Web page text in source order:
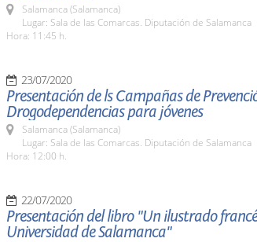
Salamanca (Salamanca)
Lugar: Sala de las Comarcas. Diputación de Salamanca
Hora: 11:45 h.
23/07/2020
Presentación de ls Campañas de
Drogodependencias para jóvenes
Salamanca (Salamanca)
Lugar: Sala de las Comarcas. Diputación de Salamanca
Hora: 12:00 h.
22/07/2020
Presentación del libro "Un ilustrado
Universidad de Salamanca"